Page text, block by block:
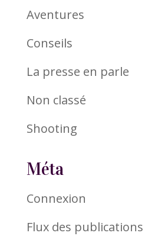
Aventures
Conseils
La presse en parle
Non classé
Shooting
Méta
Connexion
Flux des publications